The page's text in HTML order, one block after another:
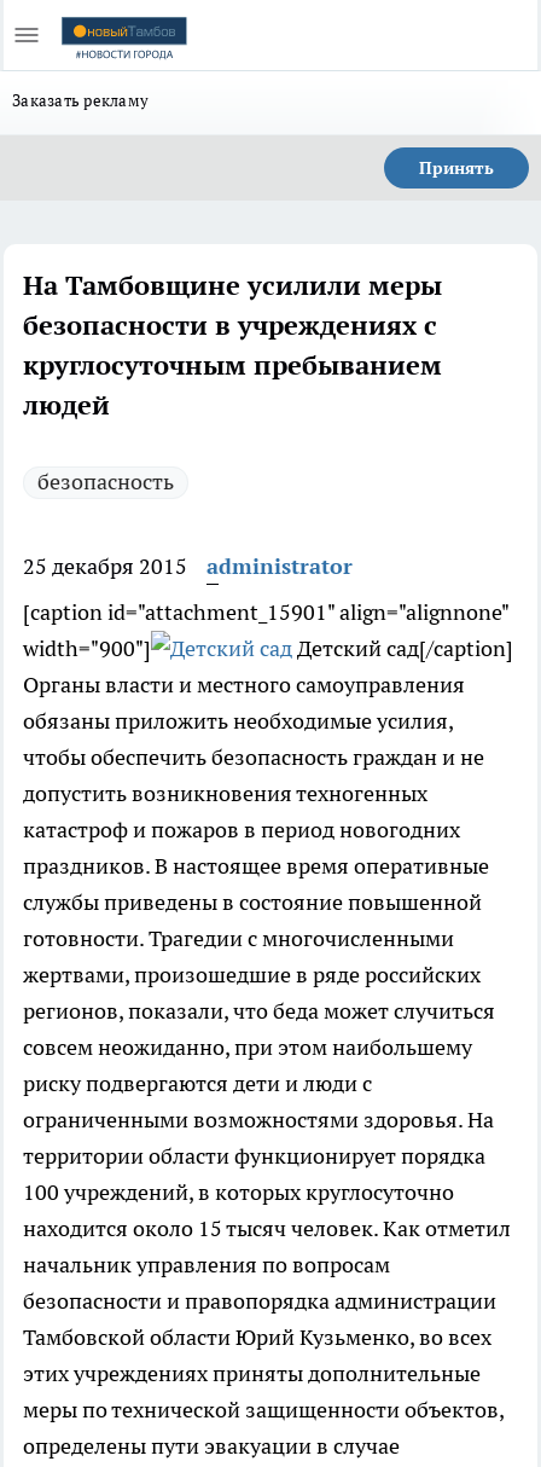
Заказать рекламу
Принять
На Тамбовщине усилили меры
безопасности в учреждениях с
круглосуточным пребыванием
людей
безопасность
25 декабря 2015
administrator
[caption id="attachment_15901" align="alignnone"
width="900"]
Детский сад[/caption]
Органы власти и местного самоуправления
обязаны приложить необходимые усилия,
чтобы обеспечить безопасность граждан и не
допустить возникновения техногенных
катастроф и пожаров в период новогодних
праздников. В настоящее время оперативные
службы приведены в состояние повышенной
готовности. Трагедии с многочисленными
жертвами, произошедшие в ряде российских
регионов, показали, что беда может случиться
совсем неожиданно, при этом наибольшему
риску подвергаются дети и люди с
ограниченными возможностями здоровья. На
территории области функционирует порядка
100 учреждений, в которых круглосуточно
находится около 15 тысяч человек. Как отметил
начальник управления по вопросам
безопасности и правопорядка администрации
Тамбовской области Юрий Кузьменко, во всех
этих учреждениях приняты дополнительные
меры по технической защищенности объектов,
определены пути эвакуации в случае